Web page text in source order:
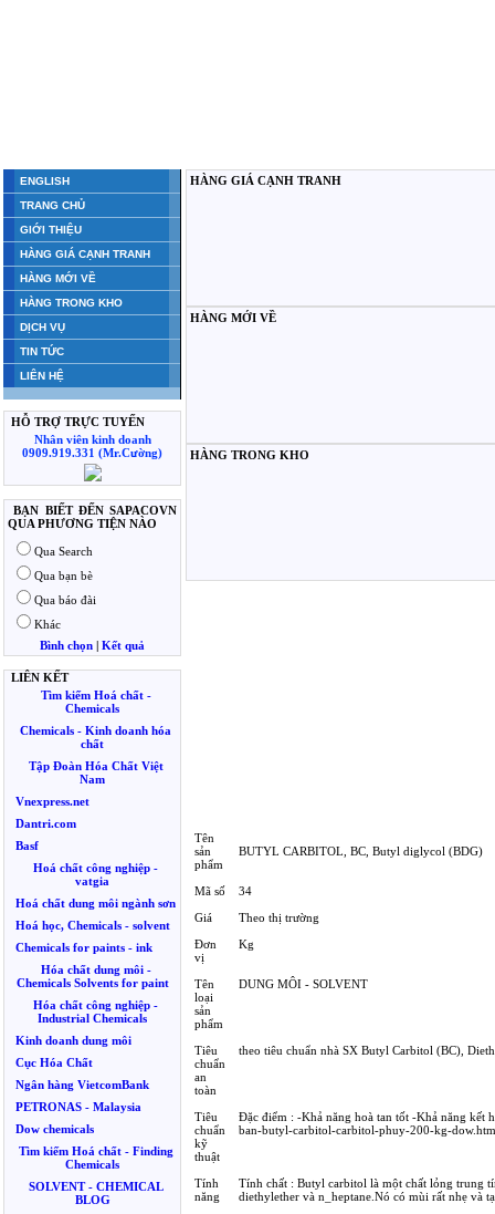
ENGLISH
TRANG CHỦ
GIỚI THIỆU
HÀNG GIÁ CẠNH TRANH
HÀNG MỚI VỀ
HÀNG TRONG KHO
DỊCH VỤ
TIN TỨC
LIÊN HỆ
HỖ TRỢ TRỰC TUYẾN
Nhân viên kinh doanh
0909.919.331 (Mr.Cường)
BẠN BIẾT ĐẾN SAPACOVN
QUA PHƯƠNG TIỆN NÀO
Qua Search
Qua bạn bè
Qua báo đài
Khác
Bình chọn | Kết quả
LIÊN KẾT
Tìm kiếm Hoá chất -
Chemicals
Chemicals - Kinh doanh hóa
chất
Tập Đoàn Hóa Chất Việt
Nam
Vnexpress.net
Dantri.com
Basf
Hoá chất công nghiệp -
vatgia
Hoá chất dung môi ngành sơn
Hoá học, Chemicals - solvent
Chemicals for paints - ink
Hóa chất dung môi -
Chemicals Solvents for paint
Hóa chất công nghiệp -
Industrial Chemicals
Kinh doanh dung môi
Cục Hóa Chất
Ngân hàng VietcomBank
PETRONAS - Malaysia
Dow chemicals
Tìm kiếm Hoá chất - Finding
Chemicals
SOLVENT - CHEMICAL
BLOG
HÀNG GIÁ CẠNH TRANH
HÀNG MỚI VỀ
HÀNG TRONG KHO
Tên
sản
phẩm
BUTYL CARBITOL, BC, Butyl diglycol (BDG)
Mã số
34
Giá
Theo thị trường
Đơn
vị
Kg
Tên
loại
sản
phẩm
DUNG MÔI - SOLVENT
Tiêu
chuẩn
an
toàn
theo tiêu chuẩn nhà SX Butyl Carbitol (BC),
Tiêu
chuẩn
kỹ
thuật
Đặc điểm : -Khả năng hoà tan tốt -Khả năng
ban-butyl-carbitol-carbitol-phuy-200-kg-
Tính
năng
Tính chất : Butyl carbitol là một chất lỏng trung
diethylether và n_heptane.Nó có mùi rất nhẹ và